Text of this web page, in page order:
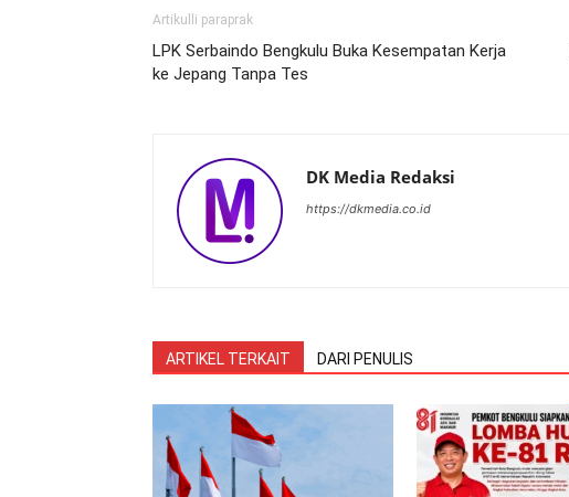
Artikulli paraprak
LPK Serbaindo Bengkulu Buka Kesempatan Kerja
ke Jepang Tanpa Tes
DK Media Redaksi
https://dkmedia.co.id
ARTIKEL TERKAIT DARI PENULIS